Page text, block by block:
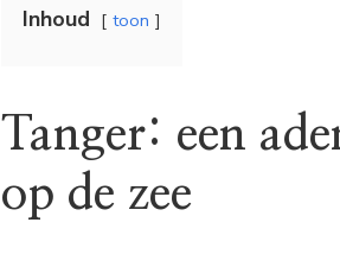
Inhoud toon
Tanger: een
op de zee